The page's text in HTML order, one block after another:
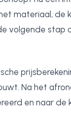
materiaal, de
volgende stap
Na het
en naar de